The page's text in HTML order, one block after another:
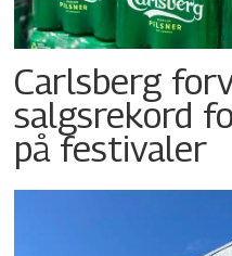
Carlsberg
salgsrekord
på festivaler